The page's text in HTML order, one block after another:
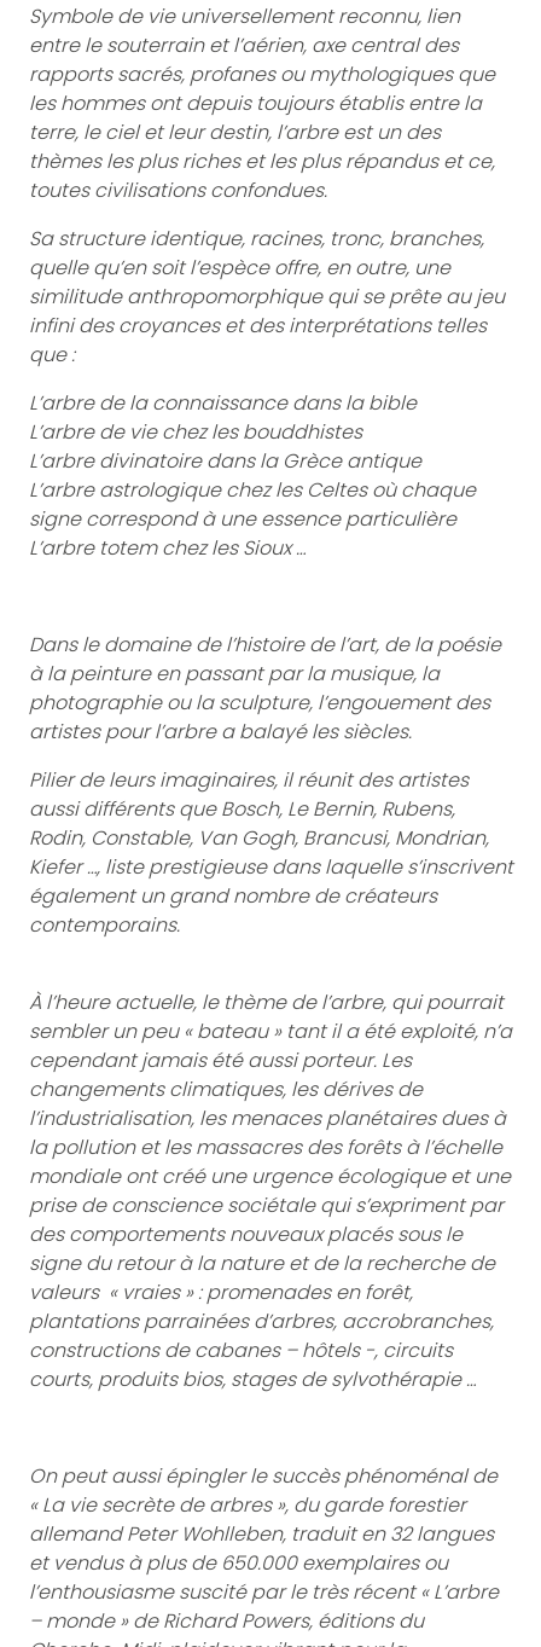
Symbole de vie universellement reconnu, lien
entre le souterrain et l’aérien, axe central des
rapports sacrés, profanes ou mythologiques que
les hommes ont depuis toujours établis entre la
terre, le ciel et leur destin, l’arbre est un des
thèmes les plus riches et les plus répandus et ce,
toutes civilisations confondues.
Sa structure identique, racines, tronc, branches,
quelle qu’en soit l’espèce offre, en outre, une
similitude anthropomorphique qui se prête au jeu
infini des croyances et des interprétations telles
que :
L’arbre de la connaissance dans la bible
L’arbre de vie chez les bouddhistes
L’arbre divinatoire dans la Grèce antique
L’arbre astrologique chez les Celtes où chaque
signe correspond à une essence particulière
L’arbre totem chez les Sioux …
Dans le domaine de l’histoire de l’art, de la poésie
à la peinture en passant par la musique, la
photographie ou la sculpture, l’engouement des
artistes pour l’arbre a balayé les siècles.
Pilier de leurs imaginaires, il réunit des artistes
aussi différents que Bosch, Le Bernin, Rubens,
Rodin, Constable, Van Gogh, Brancusi, Mondrian,
Kiefer …, liste prestigieuse dans laquelle s’inscrivent
également un grand nombre de créateurs
contemporains.
À l’heure actuelle, le thème de l’arbre, qui pourrait
sembler un peu « bateau » tant il a été exploité, n’a
cependant jamais été aussi porteur. Les
changements climatiques, les dérives de
l’industrialisation, les menaces planétaires dues à
la pollution et les massacres des forêts à l’échelle
mondiale ont créé une urgence écologique et une
prise de conscience sociétale qui s’expriment par
des comportements nouveaux placés sous le
signe du retour à la nature et de la recherche de
valeurs « vraies » : promenades en forêt,
plantations parrainées d’arbres, accrobranches,
constructions de cabanes – hôtels -, circuits
courts, produits bios, stages de sylvothérapie …
On peut aussi épingler le succès phénoménal de
« La vie secrète de arbres », du garde forestier
allemand Peter Wohlleben, traduit en 32 langues
et vendus à plus de 650.000 exemplaires ou
l’enthousiasme suscité par le très récent « L’arbre
– monde » de Richard Powers, éditions du